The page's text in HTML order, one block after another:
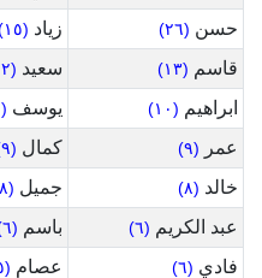
حسن (٢٦) زياد (١٥)
قاسم (١٣) سعيد (١٢)
ابراهيم (١٠) يوسف (١٠)
عمر (٩) كمال (٩)
خالد (٨) جميل (٨)
عبد الكريم (٦) باسم (٦)
فادي (٦) عصام (٥)